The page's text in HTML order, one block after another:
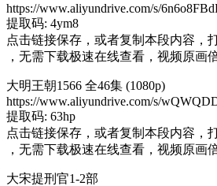
https://www.aliyundrive.com/s/
提取码: 4ym8
点击链接保存，或者复制本段内容，
，无需下载极速在线查看，视频原画
大明王朝1566 全46集 (1080p)
https://www.aliyundrive.com/s/
提取码: 63hp
点击链接保存，或者复制本段内容，
，无需下载极速在线查看，视频原画
大宋提刑官1-2部